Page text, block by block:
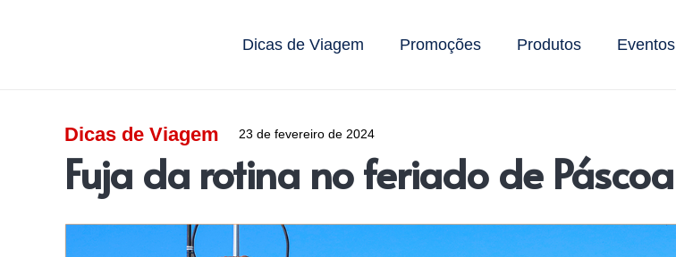
Dicas de Viagem Promoções Produtos Eventos
Dicas de Viagem 23 de fevereiro de 2024
Fuja da rotina no feriado de Páscoa